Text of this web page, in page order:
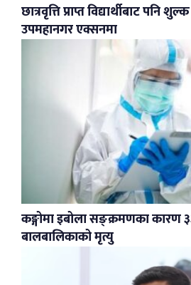
छात्रवृत्ति प्राप्त विद्यार्थीबाट पनि
उपमहानगर एक्सनमा
कङ्गोमा इबोला सङ्क्रमणका कारण
बालबालिकाको मृत्यु